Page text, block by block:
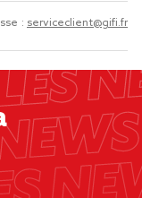
: serviceclient@gifi.fr